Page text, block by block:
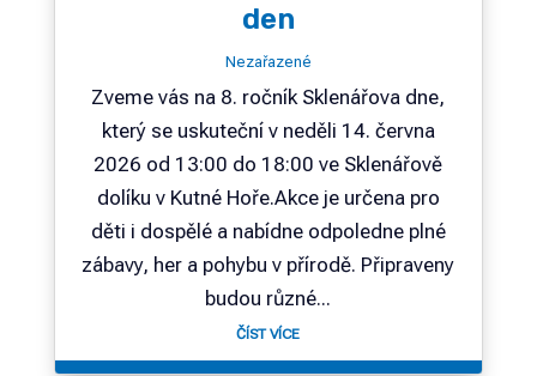
den
Nezařazené
Zveme vás na 8. ročník Sklenářova dne,
který se uskuteční v neděli 14. června
2026 od 13:00 do 18:00 ve Sklenářově
dolíku v Kutné Hoře.Akce je určena pro
děti i dospělé a nabídne odpoledne plné
zábavy, her a pohybu v přírodě. Připraveny
budou různé...
ČÍST VÍCE